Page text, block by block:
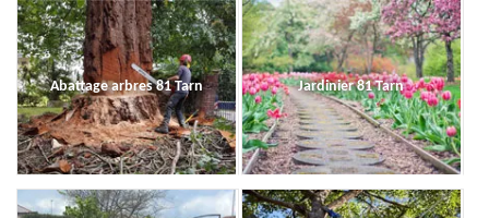
Abattage arbres 81 Tarn Jardinier 81 Tarn